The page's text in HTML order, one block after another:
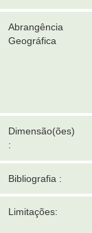
Abrangência
Geográfica
Dimensão(ões)
:
Bibliografia :
Limitações: